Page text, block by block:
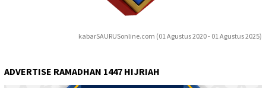
kabarSAURUSonline.com (01 Agustus 2020 - 01 Agustus 2025)
ADVERTISE RAMADHAN 1447 HIJRIAH